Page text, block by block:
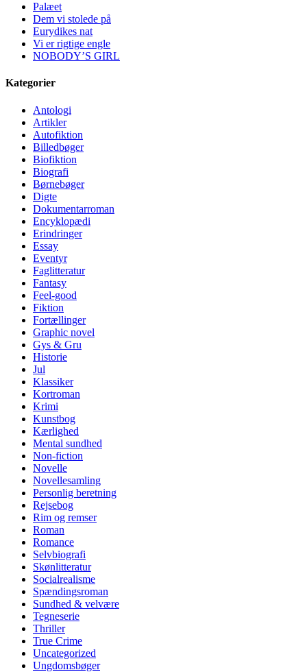
Palæet
Dem vi stolede på
Eurydikes nat
Vi er rigtige engle
NOBODY’S GIRL
Kategorier
Antologi
Artikler
Autofiktion
Billedbøger
Biofiktion
Biografi
Børnebøger
Digte
Dokumentarroman
Encyklopædi
Erindringer
Essay
Eventyr
Faglitteratur
Fantasy
Feel-good
Fiktion
Fortællinger
Graphic novel
Gys & Gru
Historie
Jul
Klassiker
Kortroman
Krimi
Kunstbog
Kærlighed
Mental sundhed
Non-fiction
Novelle
Novellesamling
Personlig beretning
Rejsebog
Rim og remser
Roman
Romance
Selvbiografi
Skønlitteratur
Socialrealisme
Spændingsroman
Sundhed & velvære
Tegneserie
Thriller
True Crime
Uncategorized
Ungdomsbøger